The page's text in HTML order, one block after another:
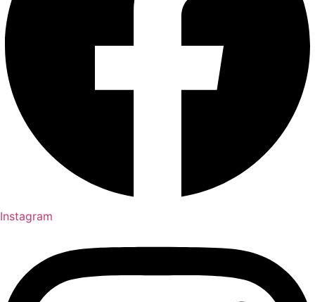
Instagram